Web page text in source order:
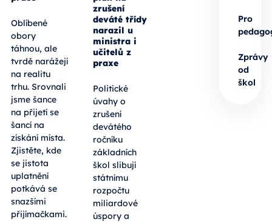
Oblíbené
obory
táhnou, ale
tvrdě narážejí
na realitu
trhu. Srovnali
jsme šance
na přijetí se
šancí na
získání místa.
Zjistěte, kde
se jistota
uplatnění
potkává se
snazšími
přijímačkami.
zrušení
deváté třídy
narazil u
ministra i
učitelů z
praxe
Politické
úvahy o
zrušení
devátého
ročníku
základních
škol slibují
státnímu
rozpočtu
miliardové
úspory a
Pro
Zprávy
od
škol